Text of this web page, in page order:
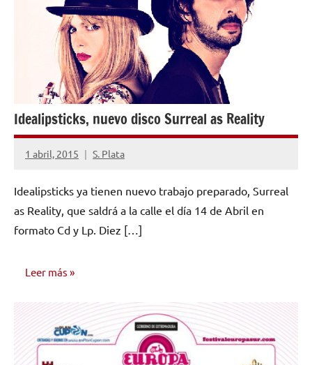
PUBLICADOS
Idealipsticks, nuevo disco Surreal as Reality
1 abril, 2015 S. Plata
No
comentarios
Idealipsticks ya tienen nuevo trabajo preparado, Surreal
as Reality, que saldrá a la calle el día 14 de Abril en
formato Cd y Lp. Diez […]
Leer más
NOTICIAS